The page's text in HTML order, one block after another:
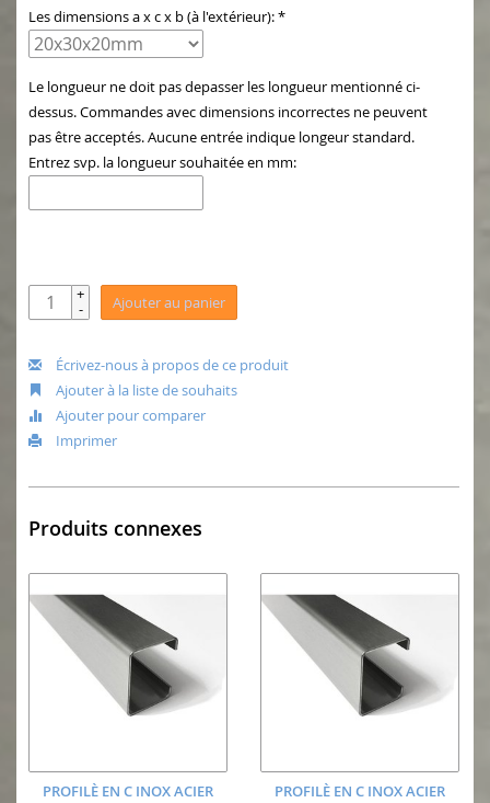
Les dimensions a x c x b (à l'extérieur): *
Le longueur ne doit pas depasser les longueur mentionné ci-
dessus. Commandes avec dimensions incorrectes ne peuvent
pas être acceptés. Aucune entrée indique longeur standard.
Entrez svp. la longueur souhaitée en mm:
+
- Ajouter au panier
Écrivez-nous à propos de ce produit
Ajouter à la liste de souhaits
Ajouter pour comparer
Imprimer
Produits connexes
PROFILÈ EN C INOX ACIER
PROFILÈ EN C INOX ACIER